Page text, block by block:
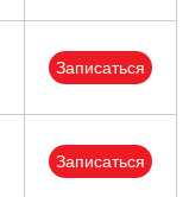
Записаться
Записаться